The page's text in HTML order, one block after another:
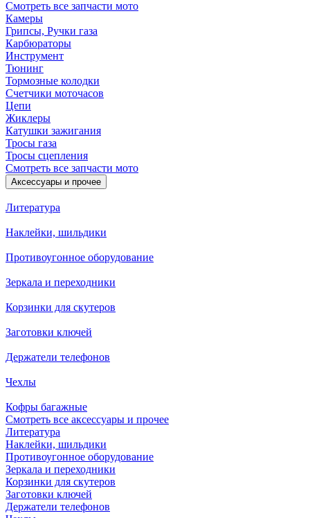
Смотреть все запчасти мото
Камеры
Грипсы, Ручки газа
Карбюраторы
Инструмент
Тюнинг
Тормозные колодки
Счетчики моточасов
Цепи
Жиклеры
Катушки зажигания
Тросы газа
Тросы сцепления
Смотреть все запчасти мото
Аксессуары и прочее
Литература
Наклейки, шильдики
Противоугонное оборудование
Зеркала и переходники
Корзинки для скутеров
Заготовки ключей
Держатели телефонов
Чехлы
Кофры багажные
Смотреть все аксессуары и прочее
Литература
Наклейки, шильдики
Противоугонное оборудование
Зеркала и переходники
Корзинки для скутеров
Заготовки ключей
Держатели телефонов